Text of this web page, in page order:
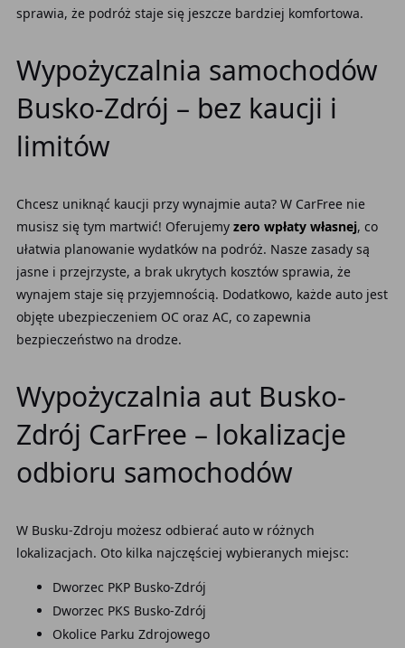
sprawia, że podróż staje się jeszcze bardziej komfortowa.
Wypożyczalnia samochodów
Busko-Zdrój – bez kaucji i
limitów
Chcesz uniknąć kaucji przy wynajmie auta? W CarFree nie
musisz się tym martwić! Oferujemy zero wpłaty własnej, co
ułatwia planowanie wydatków na podróż. Nasze zasady są
jasne i przejrzyste, a brak ukrytych kosztów sprawia, że
wynajem staje się przyjemnością. Dodatkowo, każde auto jest
objęte ubezpieczeniem OC oraz AC, co zapewnia
bezpieczeństwo na drodze.
Wypożyczalnia aut Busko-
Zdrój CarFree – lokalizacje
odbioru samochodów
W Busku-Zdroju możesz odbierać auto w różnych
lokalizacjach. Oto kilka najczęściej wybieranych miejsc:
Dworzec PKP Busko-Zdrój
Dworzec PKS Busko-Zdrój
Okolice Parku Zdrojowego